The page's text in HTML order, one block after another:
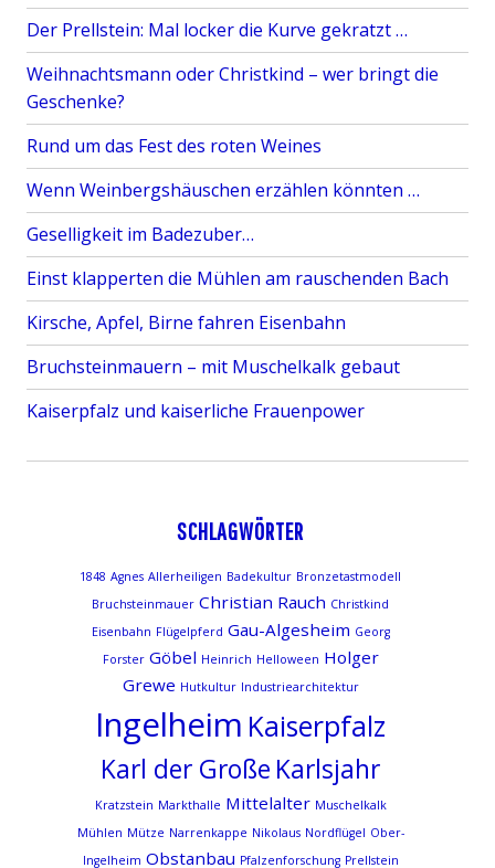
Der Prellstein: Mal locker die Kurve gekratzt …
Weihnachtsmann oder Christkind – wer bringt die
Geschenke?
Rund um das Fest des roten Weines
Wenn Weinbergshäuschen erzählen könnten …
Geselligkeit im Badezuber…
Einst klapperten die Mühlen am rauschenden Bach
Kirsche, Apfel, Birne fahren Eisenbahn
Bruchsteinmauern – mit Muschelkalk gebaut
Kaiserpfalz und kaiserliche Frauenpower
SCHLAGWÖRTER
1848 Agnes Allerheiligen Badekultur Bronzetastmodell
Bruchsteinmauer Christian Rauch Christkind
Eisenbahn Flügelpferd Gau-Algesheim Georg
Forster Göbel Heinrich Helloween Holger
Grewe Hutkultur Industriearchitektur
Ingelheim Kaiserpfalz
Karl der Große Karlsjahr
Kratzstein Markthalle Mittelalter Muschelkalk
Mühlen Mütze Narrenkappe Nikolaus Nordflügel Ober-
Ingelheim Obstanbau Pfalzenforschung Prellstein